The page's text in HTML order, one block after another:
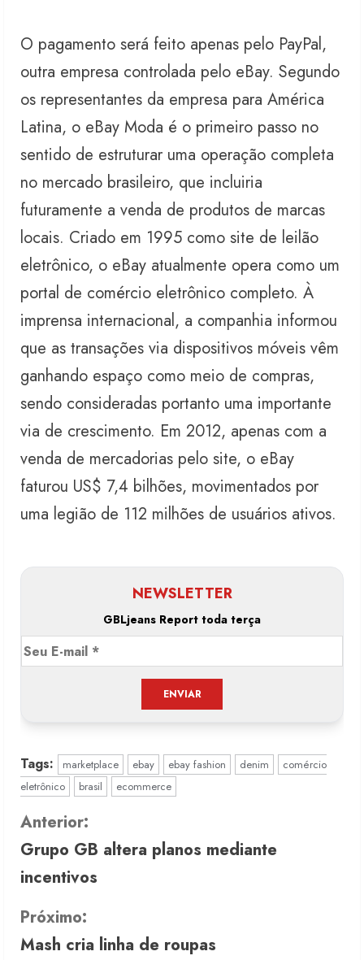
O pagamento será feito apenas pelo PayPal,
outra empresa controlada pelo eBay. Segundo
os representantes da empresa para América
Latina, o eBay Moda é o primeiro passo no
sentido de estruturar uma operação completa
no mercado brasileiro, que incluiria
futuramente a venda de produtos de marcas
locais. Criado em 1995 como site de leilão
eletrônico, o eBay atualmente opera como um
portal de comércio eletrônico completo. À
imprensa internacional, a companhia informou
que as transações via dispositivos móveis vêm
ganhando espaço como meio de compras,
sendo consideradas portanto uma importante
via de crescimento. Em 2012, apenas com a
venda de mercadorias pelo site, o eBay
faturou US$ 7,4 bilhões, movimentados por
uma legião de 112 milhões de usuários ativos.
NEWSLETTER
GBLjeans Report toda terça
Tags: marketplace ebay ebay fashion denim
comércio
eletrônico
brasil ecommerce
C
o
n
t
Anterior:
Grupo GB altera planos mediante
incentivos
Próximo:
Mash cria linha de roupas